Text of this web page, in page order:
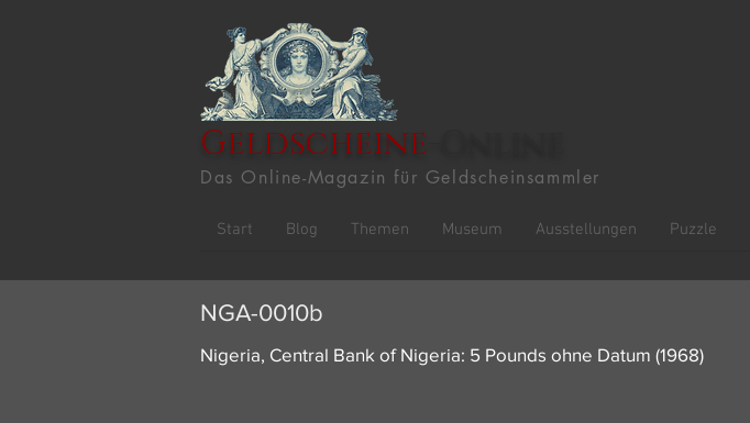
Geldscheine
Das Online-Magazin für Geldscheinsammler
Start Blog Themen Museum Ausstellungen Puzzle
NGA-0010b
Nigeria, Central Bank of Nigeria: 5 Pounds ohne Datum (1968)